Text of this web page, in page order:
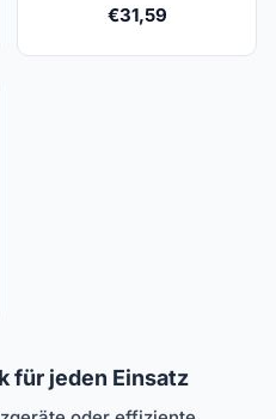
€31,59
für jeden Einsatz